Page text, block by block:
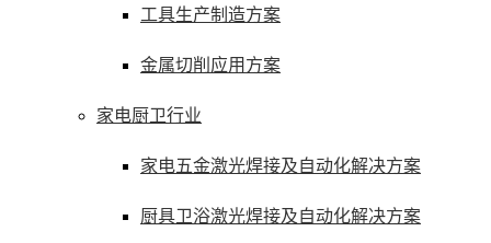
工具生产制造方案
金属切削应用方案
家电厨卫行业
家电五金激光焊接及自动化解决方案
厨具卫浴激光焊接及自动化解决方案